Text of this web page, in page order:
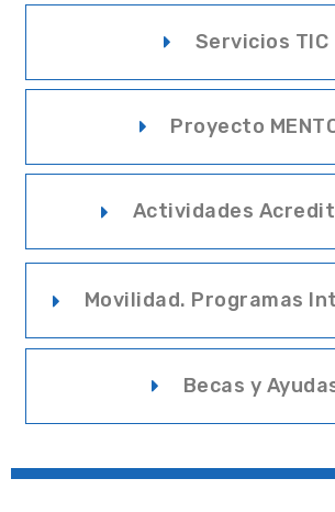
Servicios TIC
Proyecto
Actividades
Movilidad. Programas
Becas y